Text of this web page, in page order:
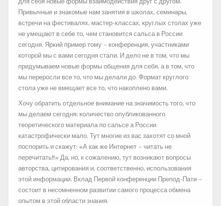
Привычные и знакомые нам занятия в школах, семинары,
встречи на фестивалях, мастер-классах, круглых столах уже
не умещают в себе то, чем становится сальса в России
сегодня. Яркий пример тому – конференция, участниками
которой мы с вами сегодня стали. И дело не в том, что мы
придумываем новые формы общения для себя, а в том, что
мы переросли все то, что мы делали до. Формат круглого
стола уже не вмещает все то, что накоплено вами.
Хочу обратить отдельное внимание на значимость того, что
мы делаем сегодня: количество опубликованного
теоретического материала по сальсе а России
катастрофически мало. Тут многие из вас захотят со мной
поспорить и скажут: «А как же Интернет – читать не
перечитать!!» Да, но, к сожалению, тут возникают вопросы
авторства, цитирования и, соответственно, использования
этой информации. Вклад Первой конференции Препод-Пати –
состоит в несомненном развитии самого процесса обмена
опытом в этой области знания.